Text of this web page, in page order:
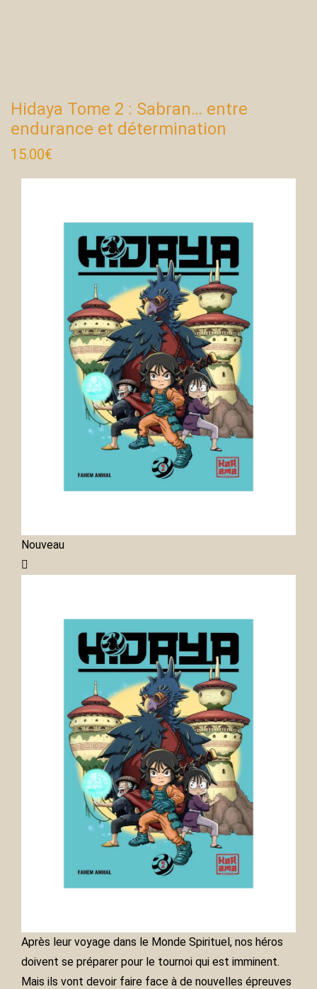
Hidaya Tome 2 : Sabran… entre
endurance et détermination
15.00€
Nouveau

Après leur voyage dans le Monde Spirituel, nos héros
doivent se préparer pour le tournoi qui est imminent.
Mais ils vont devoir faire face à de nouvelles épreuves